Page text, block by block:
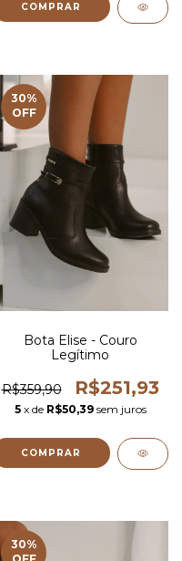
COMPRAR
30%
OFF
Bota Elise - Couro
Legítimo
R$359,90 R$251,93
5 x de R$50,39 sem juros
COMPRAR
30%